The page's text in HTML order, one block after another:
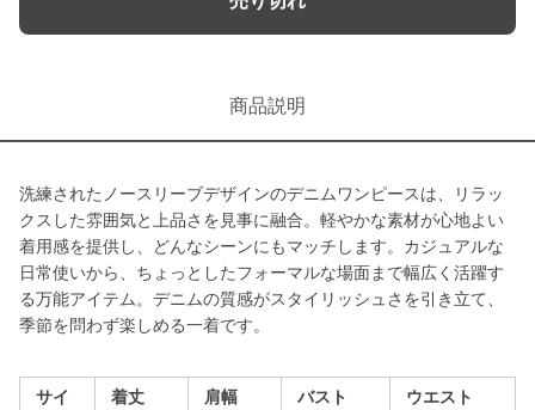
商品説明
洗練されたノースリーブデザインのデニムワンピースは、リラッ
クスした雰囲気と上品さを見事に融合。軽やかな素材が心地よい
着用感を提供し、どんなシーンにもマッチします。カジュアルな
日常使いから、ちょっとしたフォーマルな場面まで幅広く活躍す
る万能アイテム。デニムの質感がスタイリッシュさを引き立て、
季節を問わず楽しめる一着です。
サイ
着丈
肩幅
バスト
ウエスト